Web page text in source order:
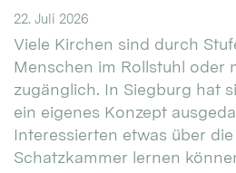
22. Juli 2026
Viele Kirchen sind durch
Menschen im Rollstuhl oder
zugänglich. In Siegburg hat
ein eigenes Konzept
Interessierten etwas über
Schatzkammer lernen